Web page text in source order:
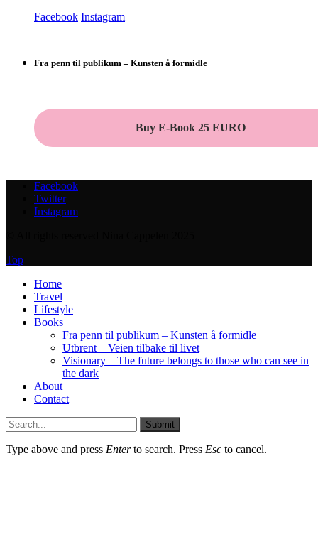
Facebook Instagram
Fra penn til publikum – Kunsten å formidle
Buy E-Book 25 EURO
Facebook
Twitter
Instagram
Top
Home
Travel
Lifestyle
Books
Fra penn til publikum – Kunsten å formidle
Utbrent – Veien tilbake til livet
Visionary – The future belongs to those who can see in
the dark
About
Contact
Submit
Type above and press Enterto search. Press Esc to cancel.